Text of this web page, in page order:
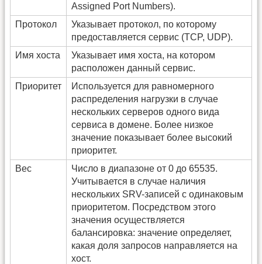
Assigned Port Numbers).
Протокол
Указывает протокол, по которому
предоставляется сервис (TCP, UDP).
Имя хоста
Указывает имя хоста, на котором
расположен данный сервис.
Приоритет
Используется для равномерного
распределения нагрузки в случае
нескольких серверов одного вида
сервиса в домене. Более низкое
значение показывает более высокий
приоритет.
Вес
Число в диапазоне от 0 до 65535.
Учитывается в случае наличия
нескольких SRV-записей с одинаковым
приоритетом. Посредством этого
значения осуществляется
балансировка: значение определяет,
какая доля запросов направляется на
хост.